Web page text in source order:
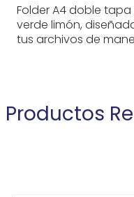
Folder A4 doble
verde limón,
tus archivos de
Productos